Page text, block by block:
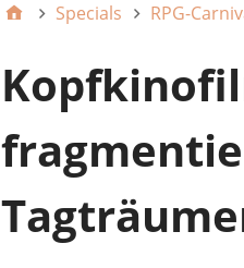
Specials RPG-